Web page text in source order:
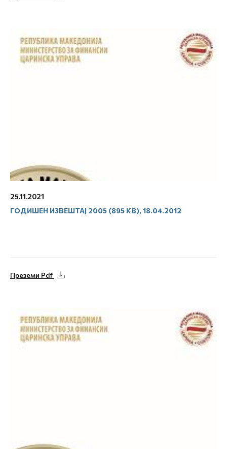
25.11.2021
ГОДИШЕН ИЗВЕШТАЈ 2005 (895 KB), 18.04.2012
Преземи Pdf